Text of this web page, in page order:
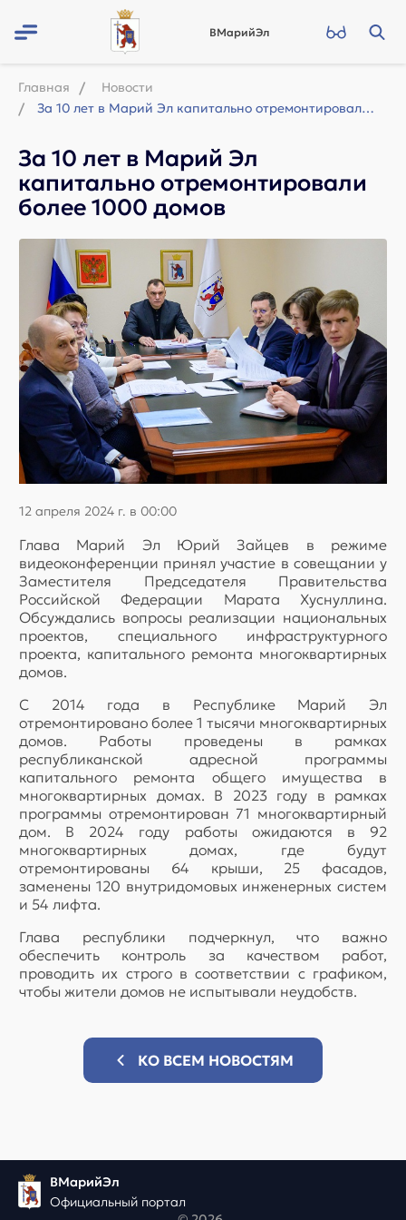
ВМарийЭл
Главная
Новости
За 10 лет в Марий Эл капитально отремонтировали более 1000 домов
За 10 лет в Марий Эл
капитально отремонтировали
более 1000 домов
12 апреля 2024 г. в 00:00
Глава Марий Эл Юрий Зайцев в режиме
видеоконференции принял участие в совещании у
Заместителя Председателя Правительства
Российской Федерации Марата Хуснуллина.
Обсуждались вопросы реализации национальных
проектов, специального инфраструктурного
проекта, капитального ремонта многоквартирных
домов.
С 2014 года в Республике Марий Эл
отремонтировано более 1 тысячи многоквартирных
домов. Работы проведены в рамках
республиканской адресной программы
капитального ремонта общего имущества в
многоквартирных домах. В 2023 году в рамках
программы отремонтирован 71 многоквартирный
дом. В 2024 году работы ожидаются в 92
многоквартирных домах, где будут
отремонтированы 64 крыши, 25 фасадов,
заменены 120 внутридомовых инженерных систем
и 54 лифта.
Глава республики подчеркнул, что важно
обеспечить контроль за качеством работ,
проводить их строго в соответствии с графиком,
чтобы жители домов не испытывали неудобств.
КО ВСЕМ НОВОСТЯМ
ВМарийЭл
Официальный портал